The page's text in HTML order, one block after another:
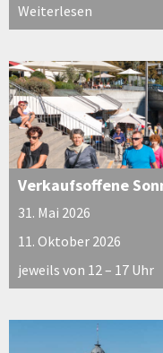
Weiterlesen
Verkaufsoffene
31. Mai 2026
11. Oktober 2026
jeweils von 12 – 17 Uhr